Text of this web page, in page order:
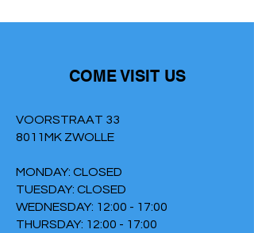
COME VISIT US
VOORSTRAAT 33
8011MK ZWOLLE
MONDAY: CLOSED
TUESDAY: CLOSED
WEDNESDAY: 12:00 - 17:00
THURSDAY: 12:00 - 17:00